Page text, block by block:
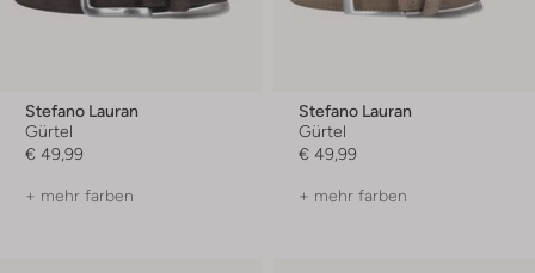
Stefano Lauran
Gürtel
€ 49,99
+ mehr farben
Stefano Lauran
Gürtel
€ 49,99
+ mehr farben